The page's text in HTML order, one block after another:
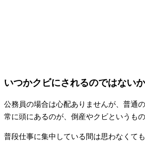
いつかクビにされるのではないか
公務員の場合は心配ありませんが、普通
常に頭にあるのが、倒産やクビというもの
普段仕事に集中している間は思わなくて